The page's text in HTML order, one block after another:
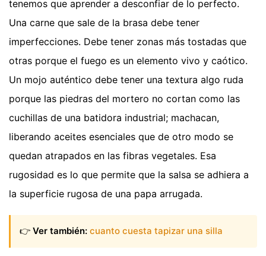
tenemos que aprender a desconfiar de lo perfecto.
Una carne que sale de la brasa debe tener
imperfecciones. Debe tener zonas más tostadas que
otras porque el fuego es un elemento vivo y caótico.
Un mojo auténtico debe tener una textura algo ruda
porque las piedras del mortero no cortan como las
cuchillas de una batidora industrial; machacan,
liberando aceites esenciales que de otro modo se
quedan atrapados en las fibras vegetales. Esa
rugosidad es lo que permite que la salsa se adhiera a
la superficie rugosa de una papa arrugada.
👉 Ver también: cuanto cuesta tapizar una silla